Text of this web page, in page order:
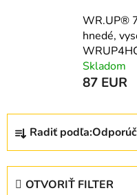
WR.UP®
hnedé,
Skladom
87 EUR
R
d
Radiť podľa:
OTVORIŤ FILTER